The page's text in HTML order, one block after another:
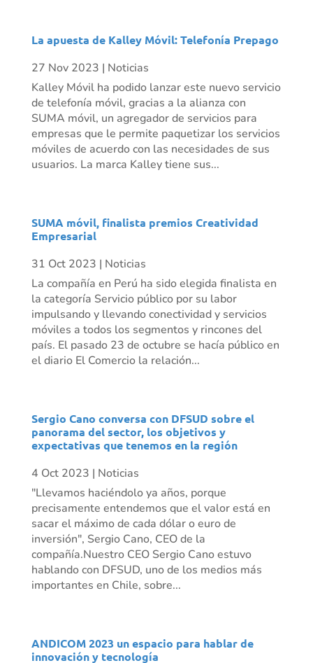
La apuesta de Kalley Móvil: Telefonía Prepago
27 Nov 2023 | Noticias
Kalley Móvil ha podido lanzar este nuevo servicio
de telefonía móvil, gracias a la alianza con
SUMA móvil, un agregador de servicios para
empresas que le permite paquetizar los servicios
móviles de acuerdo con las necesidades de sus
usuarios. La marca Kalley tiene sus...
SUMA móvil, finalista premios Creatividad
Empresarial
31 Oct 2023 | Noticias
La compañía en Perú ha sido elegida finalista en
la categoría Servicio público por su labor
impulsando y llevando conectividad y servicios
móviles a todos los segmentos y rincones del
país. El pasado 23 de octubre se hacía público en
el diario El Comercio la relación...
Sergio Cano conversa con DFSUD sobre el
panorama del sector, los objetivos y
expectativas que tenemos en la región
4 Oct 2023 | Noticias
"Llevamos haciéndolo ya años, porque
precisamente entendemos que el valor está en
sacar el máximo de cada dólar o euro de
inversión", Sergio Cano, CEO de la
compañía.Nuestro CEO Sergio Cano estuvo
hablando con DFSUD, uno de los medios más
importantes en Chile, sobre...
ANDICOM 2023 un espacio para hablar de
innovación y tecnología